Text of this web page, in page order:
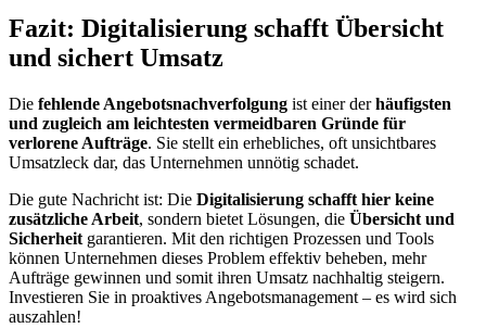
Fazit: Digitalisierung schafft Übersicht
und sichert Umsatz
Die fehlende Angebotsnachverfolgung ist einer derhäufigsten
und zugleich am leichtesten vermeidbaren Gründe für
verlorene Aufträge. Sie stellt ein erhebliches, oft unsichtbares
Umsatzleck dar, das Unternehmen unnötig schadet.
Die gute Nachricht ist: Die Digitalisierung schafft hier keine
zusätzliche Arbeit, sondern bietet Lösungen, die Übersicht und
Sicherheit garantieren. Mit den richtigen Prozessen und Tools
können Unternehmen dieses Problem effektiv beheben, mehr
Aufträge gewinnen und somit ihren Umsatz nachhaltig steigern.
Investieren Sie in proaktives Angebotsmanagement – es wird sich
auszahlen!